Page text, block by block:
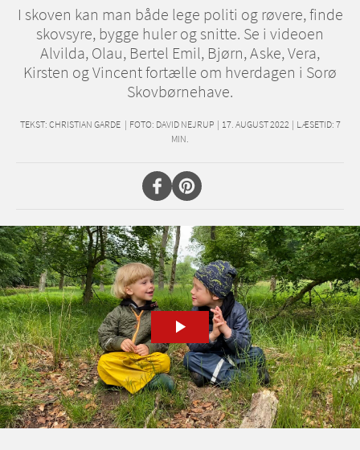
I skoven kan man både lege politi og røvere, finde
skovsyre, bygge huler og snitte. Se i videoen
Alvilda, Olau, Bertel Emil, Bjørn, Aske, Vera,
Kirsten og Vincent fortælle om hverdagen i Sorø
Skovbørnehave.
TEKST: CHRISTIAN GARDE | FOTO: DAVID NEJRUP | 17. AUGUST 2022 | LÆSETID: 7
MIN.